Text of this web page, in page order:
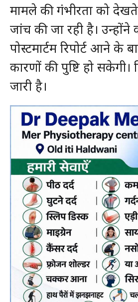
मामले की गंभीरता को
जांच की जा रही है। उन्होंने
पोस्टमार्टम रिपोर्ट आने के
कारणों की पुष्टि हो
जारी है।